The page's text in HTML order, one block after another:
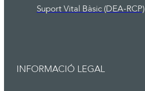
Suport Vital Bàsic (DEA-RCP)
INFORMACIÓ LEGAL